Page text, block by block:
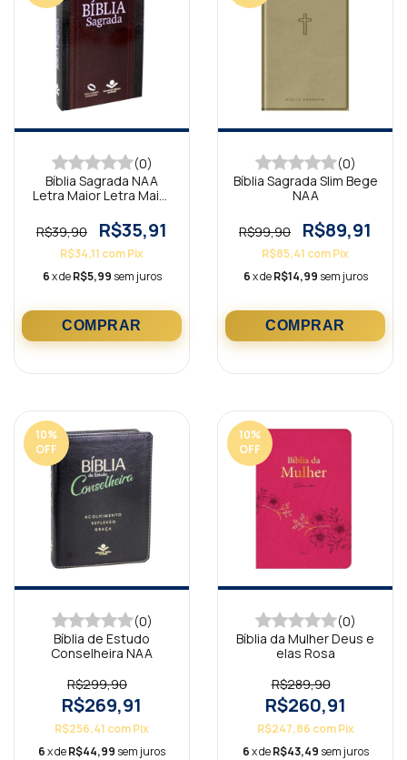
(0)
Bíblia Sagrada NAA
Letra Maior Letra Maior
R$39,90
R$35,91
R$34,11 comPix
6x deR$5,99 sem juros
(0)
Bíblia Sagrada Slim Bege
NAA
R$99,90 R$89,91
R$85,41 comPix
6x deR$14,99 sem juros
10%
OFF
(0)
Bíblia de Estudo
Conselheira NAA
R$299,90
R$269,91
R$256,41 comPix
6x deR$44,99 sem juros
10%
OFF
(0)
Bíblia da Mulher Deus e
elas Rosa
R$289,90
R$260,91
R$247,86 com Pix
6x deR$43,49 sem juros